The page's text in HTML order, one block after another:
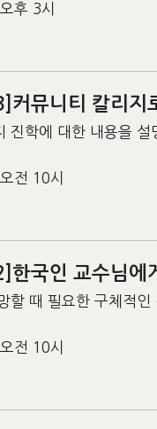
후 3시
커뮤니티 칼리
진학에 대한 내용을 설
전 10시
한국인 교수님에
할 때 필요한 구체적인
전 10시